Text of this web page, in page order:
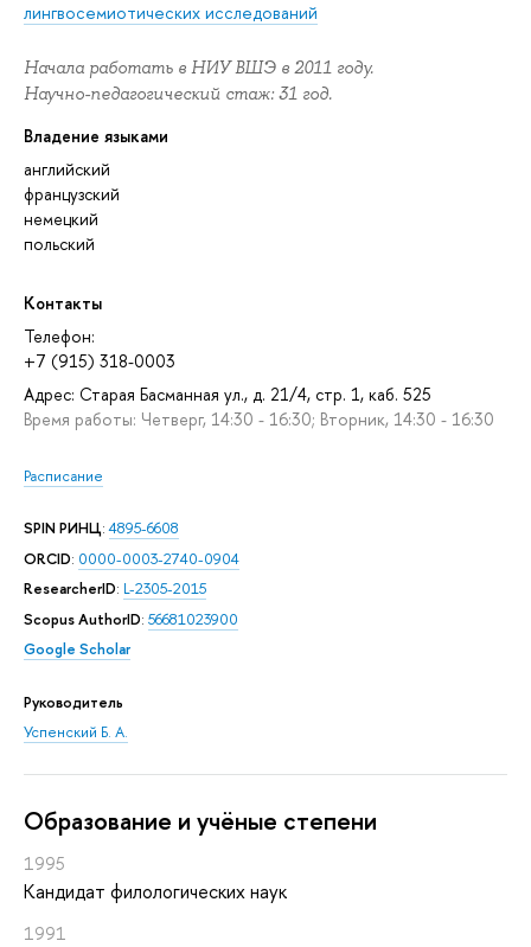
лингвосемиотических исследований
Начала работать в НИУ ВШЭ в 2011 году.
Научно-педагогический стаж: 31 год.
Владение языками
английский
французский
немецкий
польский
Контакты
Телефон:
+7 (915) 318-0003
Адрес: Старая Басманная ул., д. 21/4, стр. 1, каб. 525
Время работы: Четверг, 14:30 - 16:30; Вторник, 14:30 - 16:30
Расписание
SPIN РИНЦ:4895-6608
ORCID: 0000-0003-2740-0904
ResearcherID: L-2305-2015
Scopus AuthorID: 56681023900
Google Scholar
Руководитель
Успенский Б. А.
Oбразование и учёные степени
1995
Кандидат филологических наук
1991